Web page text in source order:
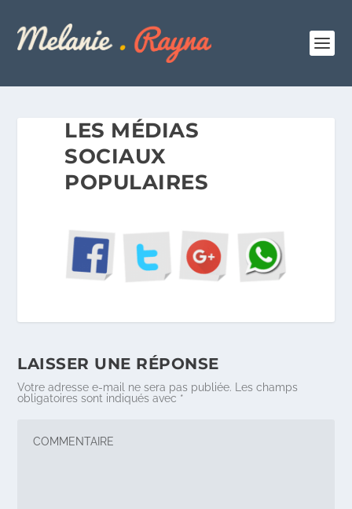
LES MÉDIAS
SOCIAUX
POPULAIRES
LAISSER UNE RÉPONSE
Votre adresse e-mail ne sera pas publiée.
Les champs
obligatoires sont indiqués avec *